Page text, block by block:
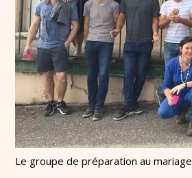
Le groupe de préparation au mariage